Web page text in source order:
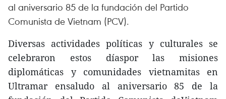
al aniversario 85 de la fundación del Partido
Comunista de Vietnam (PCV).
Diversas actividades políticas y culturales se
celebraron estos díaspor las misiones
diplomáticas y comunidades vietnamitas en
Ultramar ensaludo al aniversario 85 de la